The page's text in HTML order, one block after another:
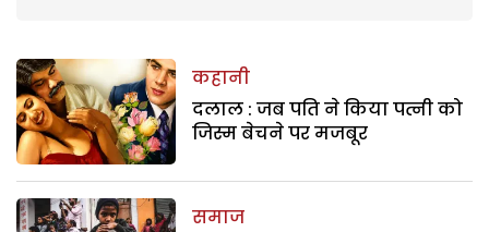
कहानी
दलाल : जब पति ने किया पत्नी को
जिस्म बेचने पर मजबूर
समाज